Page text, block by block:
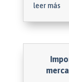
leer más